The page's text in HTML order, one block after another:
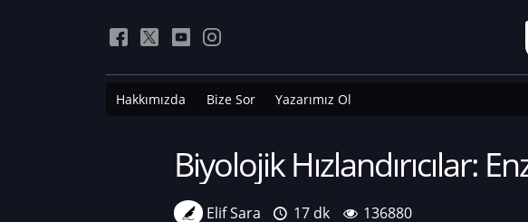
Hakkımızda Bize Sor Yazarımız Ol
Biyolojik Hızlandırıcılar:
Elif Sara 17 dk
136880